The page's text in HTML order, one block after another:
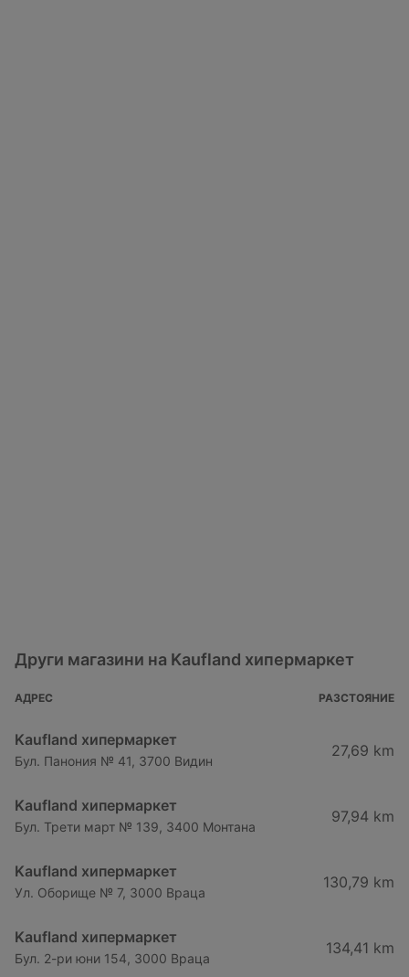
Други магазини на Kaufland хипермаркет
АДРЕС РАЗСТОЯНИЕ
Kaufland хипермаркет
Бул. Панония № 41, 3700 Видин
27,69 km
Kaufland хипермаркет
Бул. Трети март № 139, 3400 Монтана
97,94 km
Kaufland хипермаркет
Ул. Оборище № 7, 3000 Враца
130,79 km
Kaufland хипермаркет
Бул. 2-ри юни 154, 3000 Враца
134,41 km